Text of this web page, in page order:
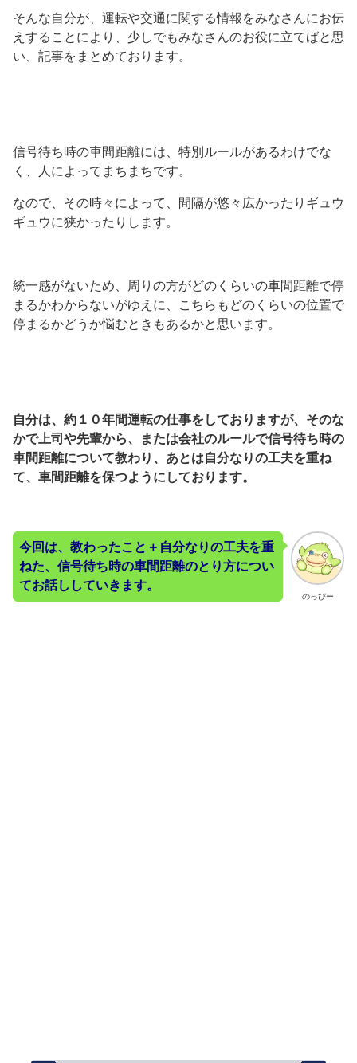
そんな自分が、運転や交通に関する情報をみなさんにお伝
えすることにより、少しでもみなさんのお役に立てばと思
い、記事をまとめております。
信号待ち時の車間距離には、特別ルールがあるわけでな
く、人によってまちまちです。
なので、その時々によって、間隔が悠々広かったりギュウ
ギュウに狭かったりします。
統一感がないため、周りの方がどのくらいの車間距離で停
まるかわからないがゆえに、こちらもどのくらいの位置で
停まるかどうか悩むときもあるかと思います。
自分は、約１０年間運転の仕事をしておりますが、そのな
かで上司や先輩から、または会社のルールで信号待ち時の
車間距離について教わり、あとは自分なりの工夫を重ね
て、車間距離を保つようにしております。
のっぴー
今回は、教わったこと＋自分なりの工夫を重
ねた、信号待ち時の車間距離のとり方につい
てお話ししていきます。